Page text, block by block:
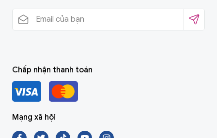
Chấp nhận thanh toán
Mạng xã hội